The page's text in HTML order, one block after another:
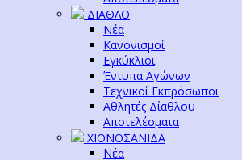
ΔΙΑΘΛΟ
Νέα
Κανονισμοί
Εγκύκλιοι
Έντυπα Αγώνων
Τεχνικοί Εκπρόσωποι
Αθλητές Δίαθλου
Αποτελέσματα
ΧΙΟΝΟΣΑΝΙΔΑ
Νέα